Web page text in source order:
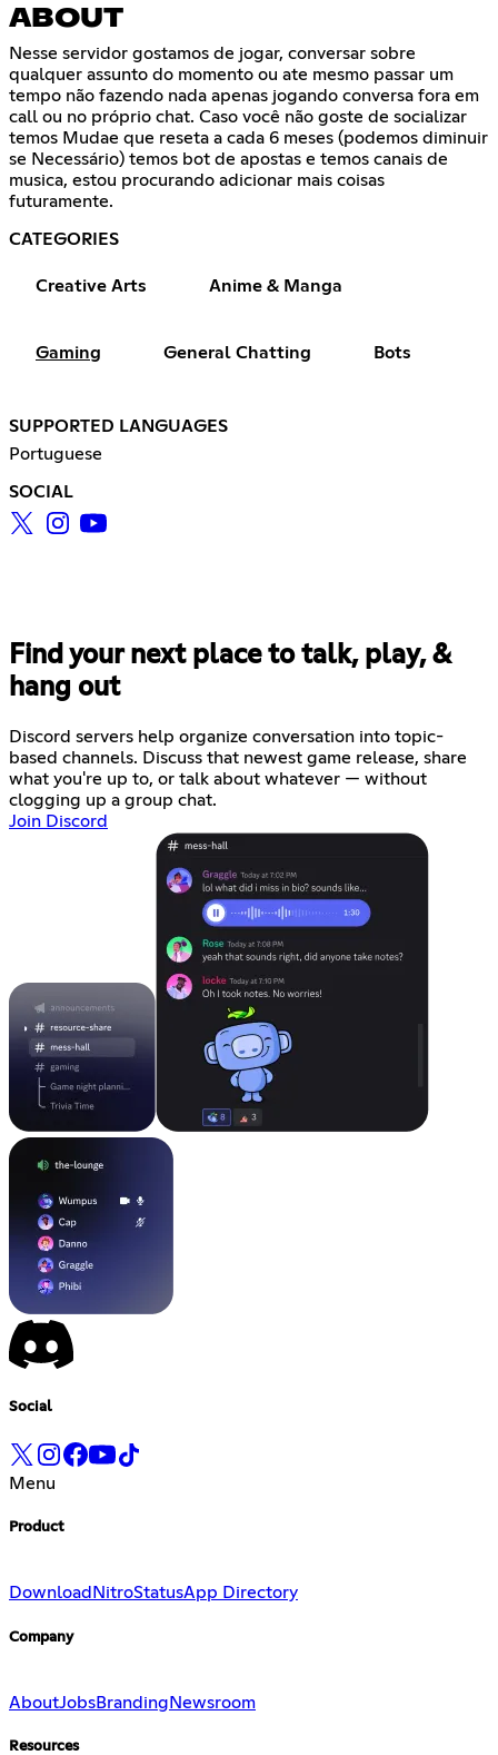
ABOUT
Nesse servidor gostamos de jogar, conversar sobre
qualquer assunto do momento ou ate mesmo passar um
tempo não fazendo nada apenas jogando conversa fora em
call ou no próprio chat. Caso você não goste de socializar
temos Mudae que reseta a cada 6 meses (podemos diminuir
se Necessário) temos bot de apostas e temos canais de
musica, estou procurando adicionar mais coisas
futuramente.
CATEGORIES
Creative Arts Anime & Manga
Gaming General Chatting Bots
SUPPORTED LANGUAGES
Portuguese
SOCIAL
Find your next place to talk, play, &
hang out
Discord servers help organize conversation into topic-
based channels. Discuss that newest game release, share
what you're up to, or talk about whatever — without
clogging up a group chat.
Join Discord
Social
Menu
Product
Download NitroStatusApp Directory
Company
AboutJobsBranding Newsroom
Resources